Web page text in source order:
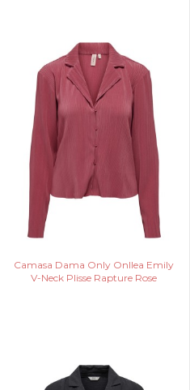
Camasa Dama Only Onllea Emily
V-Neck Plisse Rapture Rose